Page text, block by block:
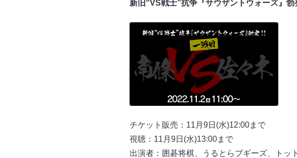
新旧“VS戦士”抗争『サウザントウォーズ』勃
チケット販売：11月9日(水)12:00まで
視聴：11月9日(水)13:00まで
出演者：囲碁将棋、うるとらブギーズ、トッ